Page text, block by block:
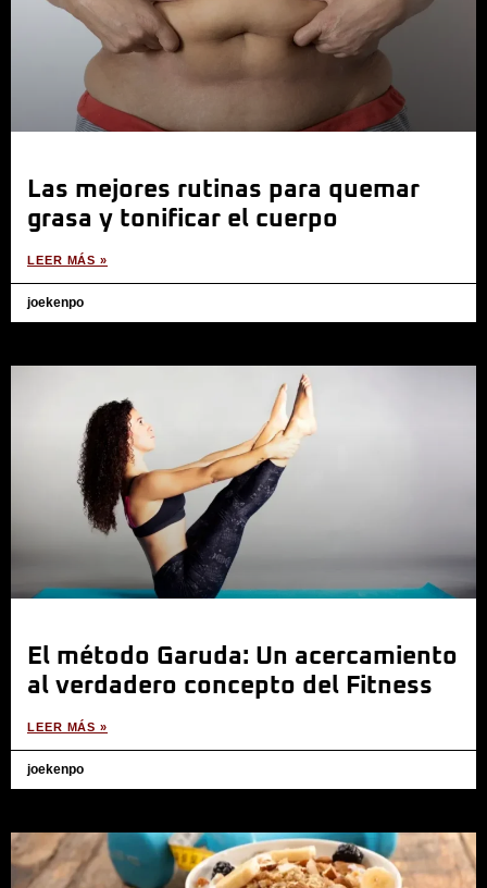
Las mejores rutinas para quemar
grasa y tonificar el cuerpo
LEER MÁS »
joekenpo
El método Garuda: Un acercamiento
al verdadero concepto del Fitness
LEER MÁS »
joekenpo